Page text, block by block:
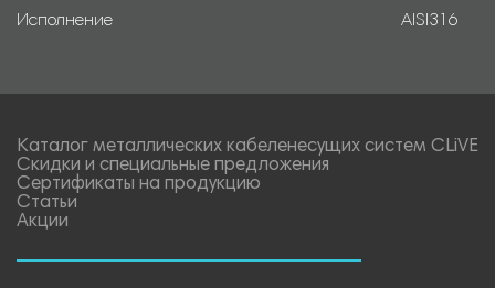
Исполнение AISI316
Каталог металлических кабеленесущих систем CLiVE
Скидки и специальные предложения
Сертификаты на продукцию
Статьи
Акции